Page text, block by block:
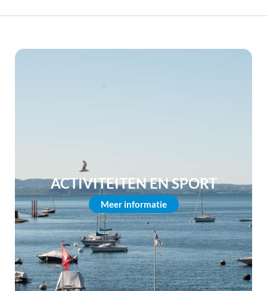
ACTIVITEITEN EN SPORT
Meer informatie